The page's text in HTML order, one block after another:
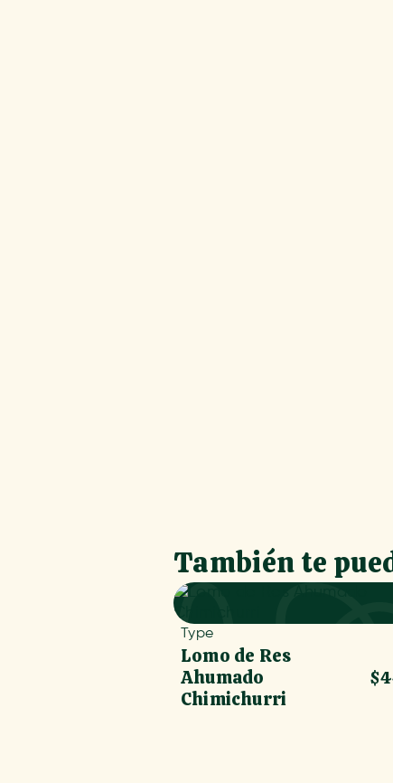
También te
Type
Lomo de Res
Ahumado
Chimichurri